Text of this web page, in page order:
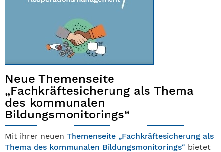
Neue Themenseite
„Fachkräftesicherung als Thema
des kommunalen
Bildungsmonitorings“
Mit ihrer neuen Themenseite „Fachkräftesicherung als
Thema des kommunalen Bildungsmonitorings“ bietet